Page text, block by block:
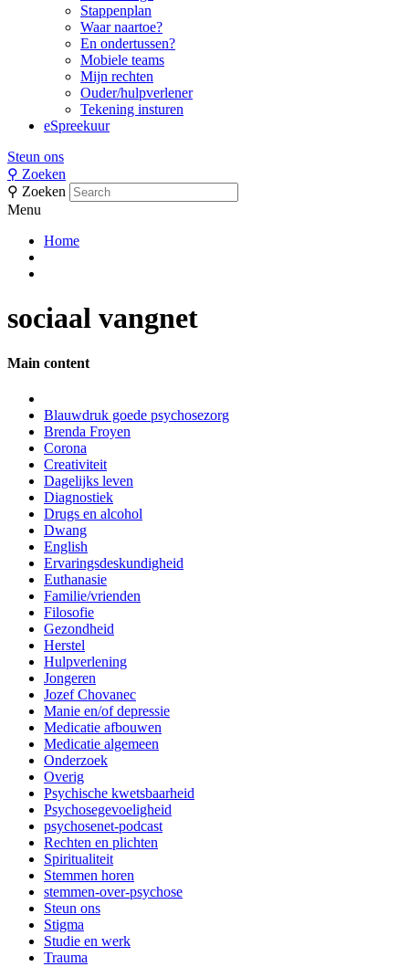
Stappenplan
Waar naartoe?
En ondertussen?
Mobiele teams
Mijn rechten
Ouder/hulpverlener
Tekening insturen
eSpreekuur
Steun ons
⚲ Zoeken
⚲ Zoeken
Menu
Home
sociaal vangnet
Main content
Blauwdruk goede psychosezorg
Brenda Froyen
Corona
Creativiteit
Dagelijks leven
Diagnostiek
Drugs en alcohol
Dwang
English
Ervaringsdeskundigheid
Euthanasie
Familie/vrienden
Filosofie
Gezondheid
Herstel
Hulpverlening
Jongeren
Jozef Chovanec
Manie en/of depressie
Medicatie afbouwen
Medicatie algemeen
Onderzoek
Overig
Psychische kwetsbaarheid
Psychosegevoeligheid
psychosenet-podcast
Rechten en plichten
Spiritualiteit
Stemmen horen
stemmen-over-psychose
Steun ons
Stigma
Studie en werk
Trauma